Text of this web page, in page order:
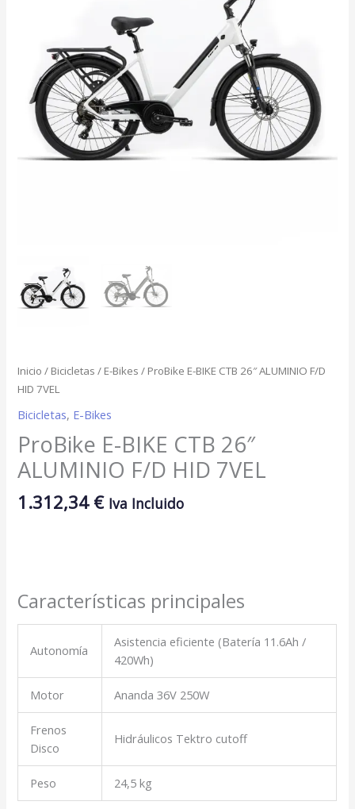
Inicio / Bicicletas / E-Bikes / ProBike E-BIKE CTB 26″ ALUMINIO F/D
HID 7VEL
Bicicletas, E-Bikes
ProBike E-BIKE CTB 26″
ALUMINIO F/D HID 7VEL
1.312,34 € Iva Incluido
Características principales
Autonomía
Asistencia eficiente (Batería 11.6Ah /
420Wh)
Motor Ananda 36V 250W
Frenos
Disco
Hidráulicos Tektro cutoff
Peso 24,5 kg
7VEL
cantidad